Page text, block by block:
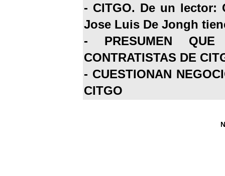
- CITGO. De un lector:
Jose Luis De Jongh
- PRESUMEN
CONTRATISTAS DE
- CUESTIONAN
CITGO